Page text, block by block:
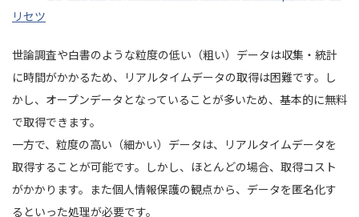
リセツ
世論調査や白書のような粒度の低い（粗い）データは収集・統計
に時間がかかるため、リアルタイムデータの取得は困難です。し
かし、オープンデータとなっていることが多いため、基本的に無料
で取得できます。
一方で、粒度の高い（細かい）データは、リアルタイムデータを
取得することが可能です。しかし、ほとんどの場合、取得コスト
がかかります。また個人情報保護の観点から、データを匿名化す
るといった処理が必要です。